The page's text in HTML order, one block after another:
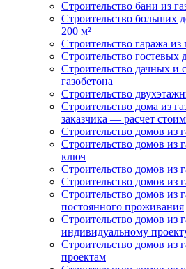
Строительство бани из
Строительство больших
200 м²
Строительство гаража из
Строительство гостевых
Строительство дачных и
газобетона
Строительство
Строительство дома из
заказчика — расчет
Строительство домов из
Строительство домов из
ключ
Строительство домов из
Строительство домов из
Строительство домов из
постоянного проживания
Строительство домов из
индивидуальному
Строительство домов из
проектам